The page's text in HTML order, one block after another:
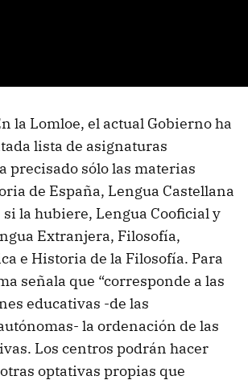
la Lomloe, el actual Gobierno ha
lista de asignaturas
precisado sólo las materias
de España, Lengua Castellana
la hubiere, Lengua Cooficial y
Extranjera, Filosofía,
e Historia de la Filosofía. Para
señala que “corresponde a las
educativas -de las
la ordenación de las
Los centros podrán hacer
optativas propias que